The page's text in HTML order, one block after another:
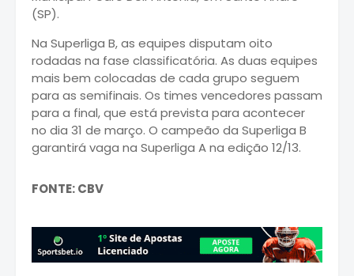
(SP).
Na Superliga B, as equipes disputam oito
rodadas na fase classificatória. As duas equipes
mais bem colocadas de cada grupo seguem
para as semifinais. Os times vencedores passam
para a final, que está prevista para acontecer
no dia 31 de março. O campeão da Superliga B
garantirá vaga na Superliga A na edição 12/13.
FONTE: CBV